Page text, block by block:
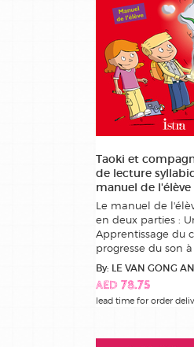
Taoki et
de lecture
manuel de l'élève
Le manuel de
en deux parties :
Apprentissage du
progresse du son à
By: LE VAN GONG
AED 78.75
lead time for order